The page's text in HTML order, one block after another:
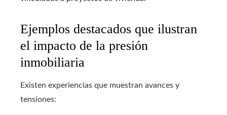
Ejemplos destacados que ilustran
el impacto de la presión
inmobiliaria
Existen experiencias que muestran avances y
tensiones: